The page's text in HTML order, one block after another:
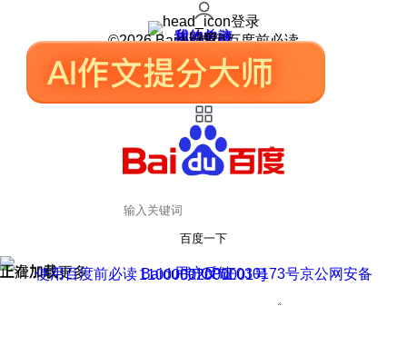
登录
我的关注
我的收藏
皮肤中心
用户反馈
设置
©2026 Baidu 使用百度前必读
百度一下
正在加载
上滑加载更多 用户反馈
使用百度前必读 Baidu 京ICP证030173号
京公网安备11000002000001号